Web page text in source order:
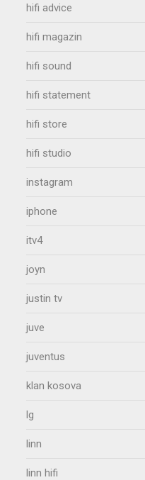
hifi advice
hifi magazin
hifi sound
hifi statement
hifi store
hifi studio
instagram
iphone
itv4
joyn
justin tv
juve
juventus
klan kosova
lg
linn
linn hifi